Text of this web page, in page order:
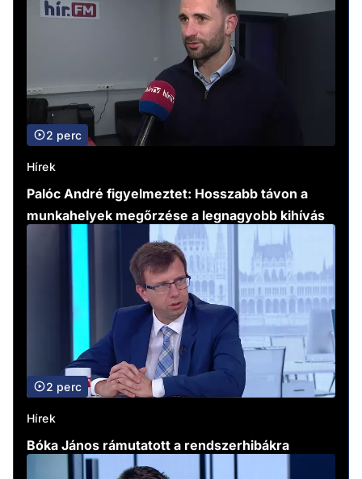
2 perc
Hírek
Palóc André figyelmeztet: Hosszabb távon a
munkahelyek megőrzése a legnagyobb kihívás
2 perc
Hírek
Bóka János rámutatott a rendszerhibákra